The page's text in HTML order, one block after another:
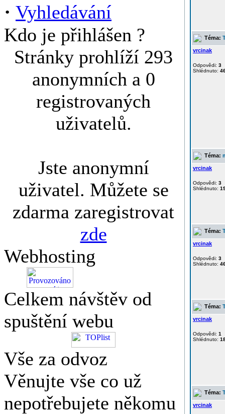
· Vyhledávání
Kdo je přihlášen ?
Stránky prohlíží 293
anonymních a 0
registrovaných
uživatelů.
Jste anonymní
uživatel. Můžete se
zdarma zaregistrovat
zde
Webhosting
Celkem návštěv od
spuštění webu
Vše za odvoz
Věnujte vše co už
nepotřebujete někomu
Téma:
vrcinak
Odpovědi: 3
Shlédnuto:
Téma:
vrcinak
Odpovědi: 3
Shlédnuto:
Téma:
vrcinak
Odpovědi: 3
Shlédnuto:
Téma:
vrcinak
Odpovědi: 1
Shlédnuto:
Téma:
vrcinak